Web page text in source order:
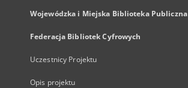
Wojewódzka i Miejska Biblioteka Publiczna
Federacja Bibliotek Cyfrowych
Uczestnicy Projektu
Opis projektu